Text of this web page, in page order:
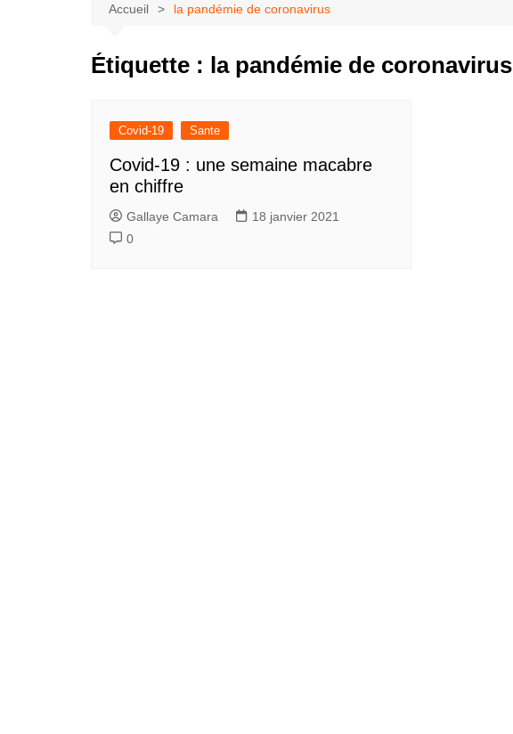
Accueil la pandémie de coronavirus
Étiquette : la pandémie de coronavirus
Covid-19 Sante
Covid-19 : une semaine macabre
en chiffre
Gallaye Camara
18 janvier 2021
0